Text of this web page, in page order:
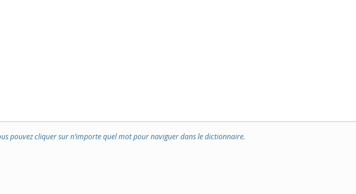
pouvez cliquer sur n’importe quel mot pour naviguer dans le dictionnaire.